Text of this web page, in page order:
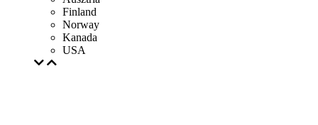
Finland
Norway
Kanada
USA